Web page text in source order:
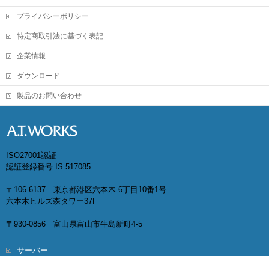
プライバシーポリシー
特定商取引法に基づく表記
企業情報
ダウンロード
製品のお問い合わせ
ISO27001認証
認証登録番号 IS 517085
〒106-6137 東京都港区六本木 6丁目10番1号
六本木ヒルズ森タワー37F
〒930-0856 富山県富山市牛島新町4-5
サーバー